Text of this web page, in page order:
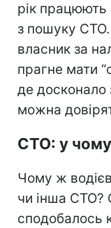
рік працюють
з пошуку
власник за
прагне мати
де досконало
можна
СТО: у
Чому ж
чи інша СТО?
сподобалось